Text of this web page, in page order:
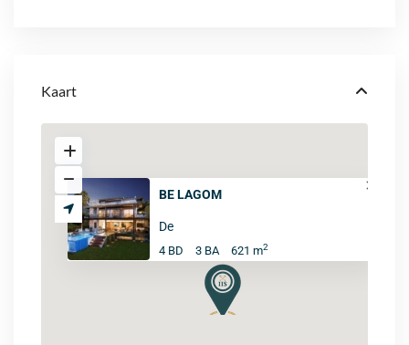
Kaart
BE LAGOM
De
4 BD 3 BA 621 m2